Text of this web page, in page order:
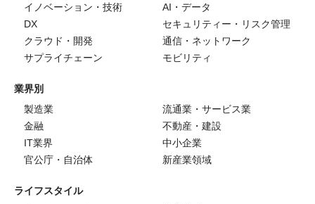
イノベーション・技術
AI・データ
DX
セキュリティー・リスク管理
クラウド・開発
通信・ネットワーク
サプライチェーン
モビリティ
業界別
製造業
流通業・サービス業
金融
不動産・建設
IT業界
中小企業
官公庁・自治体
新産業領域
ライフスタイル